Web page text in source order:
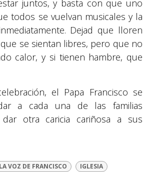
juntos, y basta con que uno
todos se vuelvan musicales y la
Dejad que lloren
se sientan libres, pero que no
calor, y si tienen hambre, que
el Papa Francisco se
a cada una de las familias
otra caricia cariñosa a sus
VOZ DE FRANCISCO
IGLESIA